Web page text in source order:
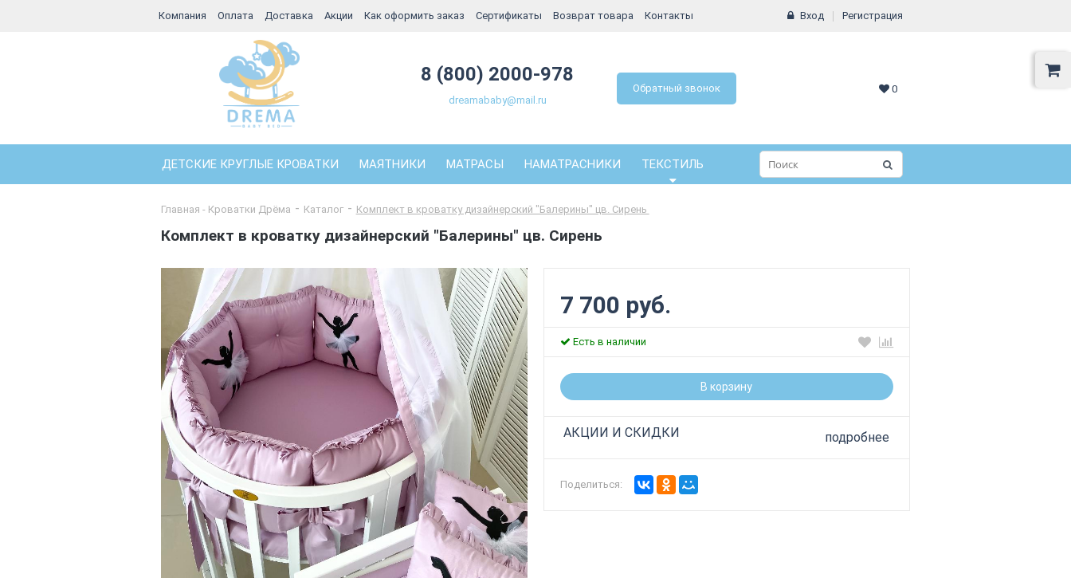
Компания Оплата Доставка Акции Как оформить заказ Сертификаты Возврат товара Контакты Вход Регистрация
8 (800) 2000-978
dreamababy@mail.ru
Обратный звонок 0
ДЕТСКИЕ КРУГЛЫЕ КРОВАТКИ МАЯТНИКИ МАТРАСЫ НАМАТРАСНИКИ ТЕКСТИЛЬ
Главная - Кроватки Дрёма Каталог Комплект в кроватку дизайнерский "Балерины" цв. Сирень
Комплект в кроватку дизайнерский "Балерины" цв. Сирень
7 700 руб.
Есть в наличии
В корзину
АКЦИИ И СКИДКИ подробнее
Поделиться: